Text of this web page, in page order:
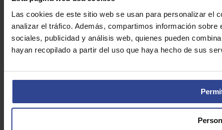
Las cookies de este sitio web se usan para personalizar el
analizar el tráfico. Además, compartimos información
sociales, publicidad y análisis web, quienes pueden
hayan recopilado a partir del uso que haya hecho de sus